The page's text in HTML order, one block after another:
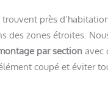
trouvent près
des zones étroites.
par section avec
coupé et éviter